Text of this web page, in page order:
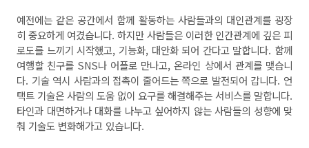
예전에는 같은 공간에서 함께 활동하는 사람들과의 대인관계를 굉장
히 중요하게 여겼습니다. 하지만 사람들은 이러한 인간관계에 깊은 피
로도를 느끼기 시작했고, 기능화, 대안화 되어 간다고 말합니다. 함께
여행할 친구를 SNS나 어플로 만나고,온라인 상에서 관계를 맺습니
다. 기술 역시 사람과의 접촉이 줄어드는 쪽으로 발전되어 갑니다. 언
택트 기술은 사람의 도움 없이 요구를 해결해주는 서비스를 말합니다.
타인과 대면하거나 대화를 나누고 싶어하지 않는 사람들의 성향에 맞
춰 기술도 변화해가고 있습니다.